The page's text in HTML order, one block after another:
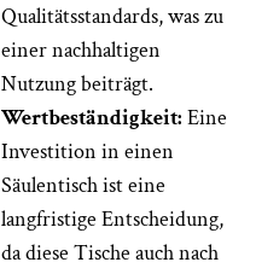
Qualitätsstandards, was zu
einer nachhaltigen
Nutzung beiträgt.
Wertbeständigkeit: Eine
Investition in einen
Säulentisch ist eine
langfristige Entscheidung,
da diese Tische auch nach